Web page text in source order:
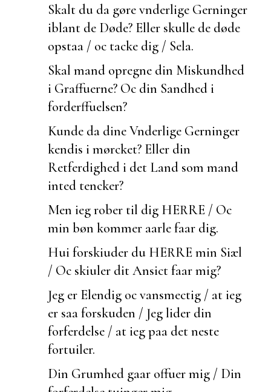
Skalt du da gørevnderlige Gerninger
iblant de Døde? Eller skulle de døde
opstaa / oc tacke dig / Sela.
Skal mand opregne din Miskundhed
i Graffuerne? Oc din Sandhed i
forderffuelsen?
Kunde da dineVnderlige Gerninger
kendis i mørcket? Eller din
Retferdighed i det Land som mand
inted tencker?
Men ieg rober til dig HERRE / Oc
min bøn kommer aarle faar dig.
Huiforskiuder du HERRE min Siæl
/ Oc skiuler dit Ansict faar mig?
Jeg er Elendig ocvansmectig / at ieg
er saa forskuden / Jeg lider din
forferdelse / at ieg paa det neste
fortuiler.
Din Grumhed gaar offuer mig / Din